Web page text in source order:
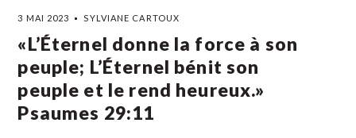
3 MAI 2023 SYLVIANE CARTOUX
«L’Éternel donne la force à son
peuple; L’Éternel bénit son
peuple et le rend heureux.»
Psaumes‬ ‭29‬:‭11‬